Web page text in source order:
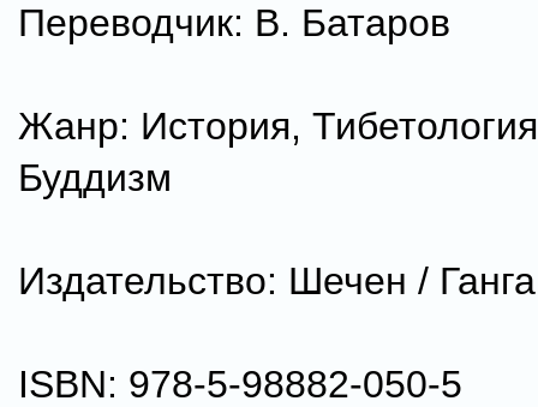
Переводчик: В. Батаров
Жанр: История,
Буддизм
Издательство: Шечен / Ганга
ISBN: 978-5-98882-050-5